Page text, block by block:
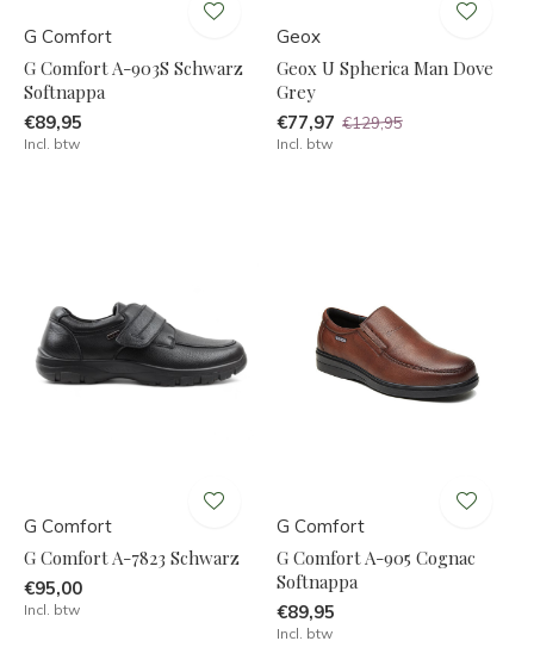
G Comfort
G Comfort A-903S Schwarz
Softnappa
€89,95
Incl. btw
Geox
Geox U Spherica Man Dove
Grey
€77,97 €129,95
Incl. btw
G Comfort
G Comfort A-7823 Schwarz
€95,00
Incl. btw
G Comfort
G Comfort A-905 Cognac
Softnappa
€89,95
Incl. btw